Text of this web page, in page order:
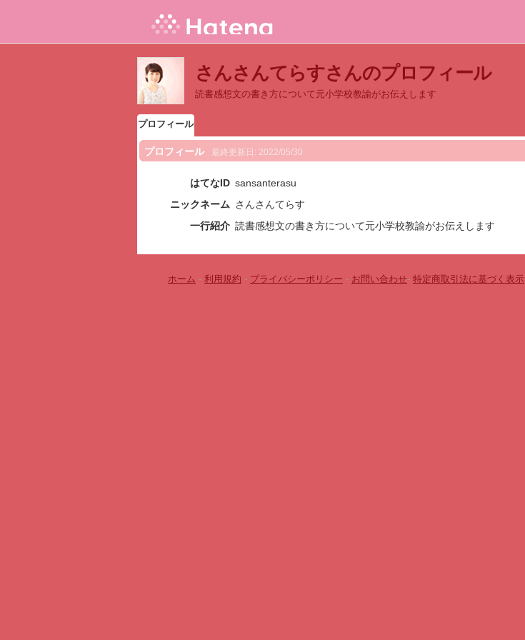
さんさんてらすさんのプロフィール
読書感想文の書き方について元小学校教諭がお伝えします
プロフィール
プロフィール 最終更新日: 2022/05/30
はてなID sansanterasu
ニックネーム さんさんてらす
一行紹介 読書感想文の書き方について元小学校教諭がお伝えします
ホーム - 利用規約 - プライバシーポリシー - お問い合わせ- 特定商取引法に基づく表示